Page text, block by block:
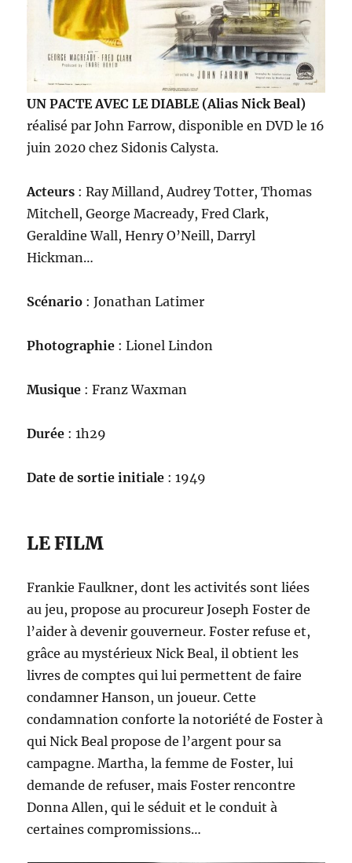
UN PACTE AVEC LE DIABLE (Alias Nick Beal)
réalisé par John Farrow, disponible en DVD le 16
juin 2020 chez Sidonis Calysta.
Acteurs : Ray Milland, Audrey Totter, Thomas
Mitchell, George Macready, Fred Clark,
Geraldine Wall, Henry O’Neill, Darryl
Hickman…
Scénario : Jonathan Latimer
Photographie : Lionel Lindon
Musique : Franz Waxman
Durée : 1h29
Date de sortie initiale : 1949
LE FILM
Frankie Faulkner, dont les activités sont liées
au jeu, propose au procureur Joseph Foster de
l’aider à devenir gouverneur. Foster refuse et,
grâce au mystérieux Nick Beal, il obtient les
livres de comptes qui lui permettent de faire
condamner Hanson, un joueur. Cette
condamnation conforte la notoriété de Foster à
qui Nick Beal propose de l’argent pour sa
campagne. Martha, la femme de Foster, lui
demande de refuser, mais Foster rencontre
Donna Allen, qui le séduit et le conduit à
certaines compromissions…